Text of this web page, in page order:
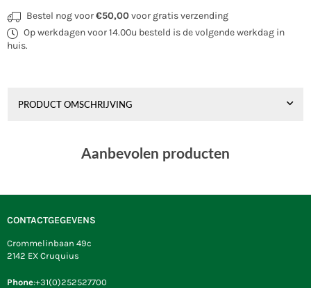
Bestel nog voor€50,00voor gratis verzending
Op werkdagen voor 14.00u besteld is de volgende werkdag in
huis.
PRODUCT OMSCHRIJVING
Aanbevolen producten
CONTACTGEGEVENS
Crommelinbaan 49c
2142 EX Cruquius
Phone:+31(0)252527700